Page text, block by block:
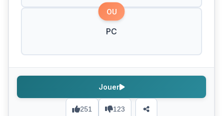
OU
PC
251 123
Jouer